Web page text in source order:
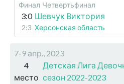
Финал Четвертьфинал
3:0 Шевчук Виктория
2:3 Херсонская область
7-9 апр., 2023
4
место
Детская Лига
сезон 2022-2023